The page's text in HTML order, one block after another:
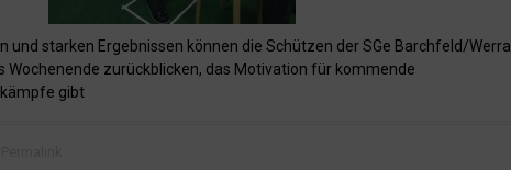
und starken Ergebnissen können die Schützen der SGe Barchfeld/Werra
Wochenende zurückblicken, das Motivation für kommende
gibt